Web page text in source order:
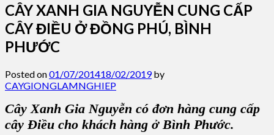
CÂY XANH GIA NGUYỄN CUNG CẤP
CÂY ĐIỀU Ở ĐỒNG PHÚ, BÌNH
PHƯỚC
Posted on01/07/201418/02/2019by
CAYGIONGLAMNGHIEP
Cây Xanh Gia Nguyễn có đơn hàng cung cấp
cây Điều cho khách hàng ở Bình Phước.